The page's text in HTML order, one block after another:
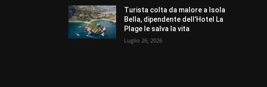
Turista colta da malore a Isola
Bella, dipendente dell’Hotel La
Plage le salva la vita
Luglio 26, 2026